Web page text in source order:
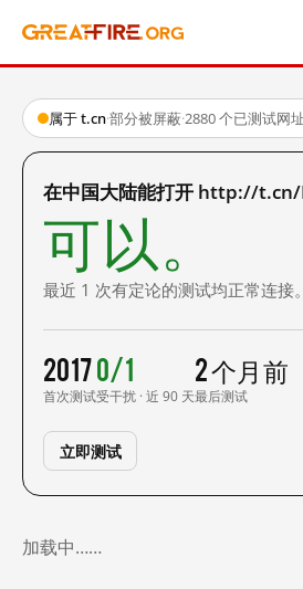
属于 t.cn·部分被屏蔽·2880 个已测试网址
在中国大陆能打开 http://t.cn/
可以。
最近 1 次有定论的测试均正常连接。
2017
首次测试
0/1
受干扰 · 近 90 天
2 个月前
最后测试
立即测试
加载中……